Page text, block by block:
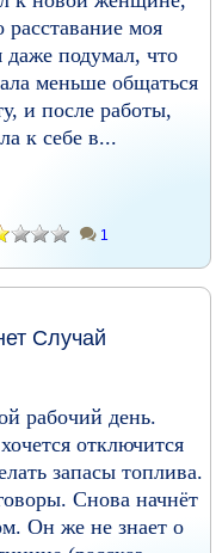
моя
даже подумал, что
меньше общаться
и после работы,
к себе в...
1
Случай
рабочий день.
отключится
запасы топлива.
Снова начнёт
Он же не знает о